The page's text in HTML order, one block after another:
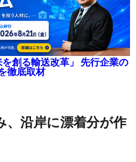
創る輸送改革」 先行企業の
徹底取材